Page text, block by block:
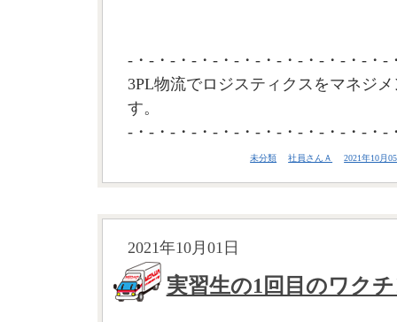
-・-・-・-・-・-・-・-・-・-・-・-・-
3PL物流でロジスティクスをマネジ
す。
-・-・-・-・-・-・-・-・-・-・-・-・-
未分類 社員さんＡ 2021年10月
2021年10月01日
実習生の1回目のワク